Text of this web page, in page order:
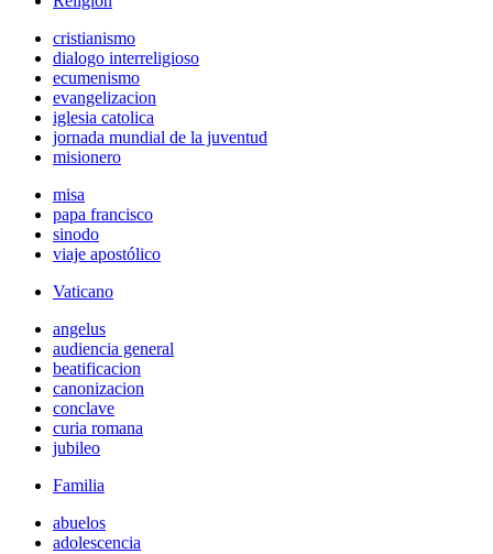
cristianismo
dialogo interreligioso
ecumenismo
evangelizacion
iglesia catolica
jornada mundial de la juventud
misionero
misa
papa francisco
sinodo
viaje apostólico
Vaticano
angelus
audiencia general
beatificacion
canonizacion
conclave
curia romana
jubileo
Familia
abuelos
adolescencia